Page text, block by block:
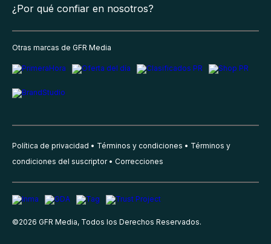
¿Por qué confiar en nosotros?
Otras marcas de GFR Media
Política de privacidad Términos y condiciones
Términos y
condiciones del suscriptor
Correcciones
©2026 GFR Media, Todos los Derechos Reservados.